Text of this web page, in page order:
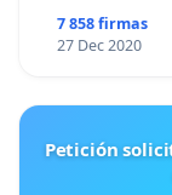
7 858 firmas
27 Dec 2020
Petición solicitando a FISA mantener el remo de la